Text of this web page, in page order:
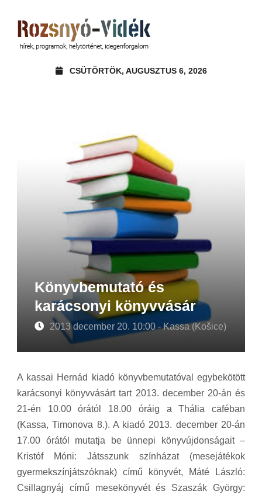
CSÜTÖRTÖK, AUGUSZTUS 6, 2026
Könyvbemutató és
karácsonyi könyvvásár
2013 december 20. 10:00 - Kassa (Košice)
A kassai Hernád kiadó könyvbemutatóval egybekötött
karácsonyi könyvvásárt tart 2013. december 20-án és
21-én 10.00 órától 18.00 óráig a Thália caféban
(Kassa, Timonova 8.). A kiadó 2013. december 20-án
17.00 órától mutatja be ünnepi könyvújdonságait –
Kristóf Móni: Játsszunk színházat (mesejátékok
gyermekszínjátszóknak) című könyvét, Máté László:
Csillagnyáj című mesekönyvét és Szaszák György: